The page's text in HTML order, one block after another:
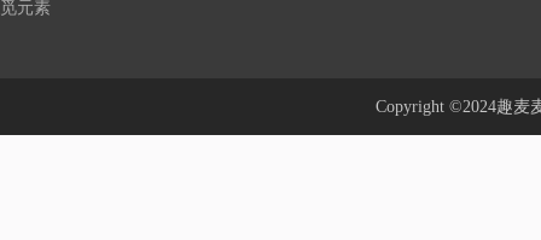
觅元素
Copyright ©2024趣